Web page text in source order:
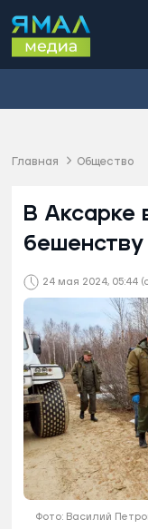
Главная Общество
24 мая 2024, 05:44
В Аксарке
бешенству
Фото: Василий